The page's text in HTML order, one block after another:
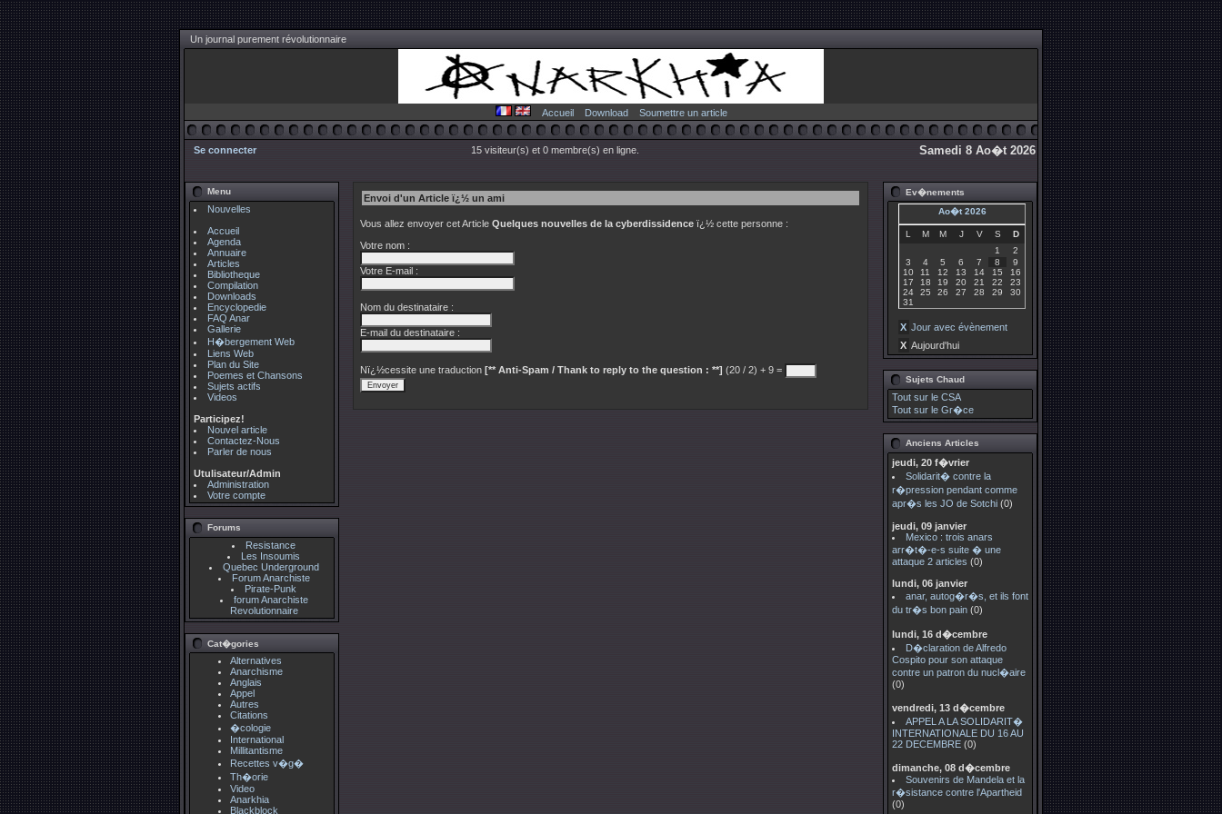
Un journal purement révolutionnaire
Accueil Download Soumettre un article
Se connecter 15 visiteur(s) et 0 membre(s) en ligne. Samedi 8 Ao�t 2026
Menu
Nouvelles
Accueil
Agenda
Annuaire
Articles
Bibliotheque
Compilation
Downloads
Encyclopedie
FAQ Anar
Gallerie
H�bergement Web
Liens Web
Plan du Site
Poemes et Chansons
Sujets actifs
Videos
Participez!
Nouvel article
Contactez-Nous
Parler de nous
Utulisateur/Admin
Administration
Votre compte
Forums
Resistance
Les Insoumis
Quebec Underground
Forum Anarchiste
Pirate-Punk
forum Anarchiste
Revolutionnaire
Cat�gories
Alternatives
Anarchisme
Anglais
Appel
Autres
Citations
�cologie
International
Millitantisme
Recettes v�g�
Th�orie
Video
Anarkhia
Blackblock
Envoi d'un Article ï¿½ un ami
Vous allez envoyer cet Article Quelques nouvelles de la cyberdissidence ï¿½ cette personne :
Votre nom :
Votre E-mail :
Nom du destinataire :
E-mail du destinataire :
Nï¿½cessite une traduction [** Anti-Spam / Thank to reply to the question : **] (20 / 2) + 9 =
Ev�nements
Ao�t 2026
L M M J V S
D
1
2
3
4 5 6 7 8
9
10
11 12 13 14 15
16
17
18 19 20 21 22
23
24
25 26 27 28 29
30
31
X Jour avec évènement
X Aujourd'hui
Sujets Chaud
Tout sur le CSA
Tout sur le Gr�ce
Anciens Articles
jeudi, 20 f�vrier
Solidarit� contre la
r�pression pendant comme
apr�s les JO de Sotchi (0)
jeudi, 09 janvier
Mexico : trois anars
arr�t�-e-s suite � une
attaque 2 articles (0)
lundi, 06 janvier
anar, autog�r�s, et ils font
du tr�s bon pain (0)
lundi, 16 d�cembre
D�claration de Alfredo
Cospito pour son attaque
contre un patron du nucl�aire
(0)
vendredi, 13 d�cembre
APPEL A LA SOLIDARIT�
INTERNATIONALE DU 16 AU
22 DECEMBRE (0)
dimanche, 08 d�cembre
Souvenirs de Mandela et la
r�sistance contre l'Apartheid
(0)